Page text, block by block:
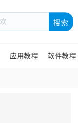
搜索
应用教程 软件教程